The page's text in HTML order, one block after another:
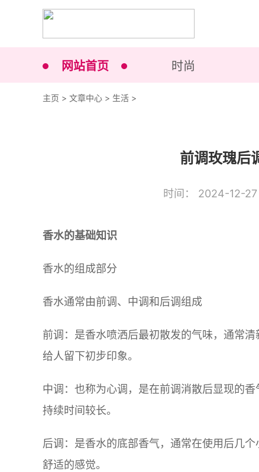
网站首页 时尚
主页 > 文章中心 > 生活 >
前调玫瑰后
时间： 2024-12-
香水的基础知识
香水的组成部分
香水通常由前调、中调和后调组成
前调：是香水喷洒后最初散发的气味，通常
给人留下初步印象。
中调：也称为心调，是在前调消散后显现的
持续时间较长。
后调：是香水的底部香气，通常在使用后几
舒适的感觉。